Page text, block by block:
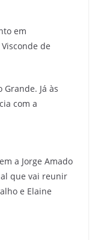
em
de
Já às
com a
a Jorge Amado
que vai reunir
e Elaine